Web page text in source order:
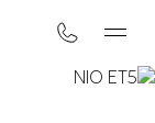
NIO